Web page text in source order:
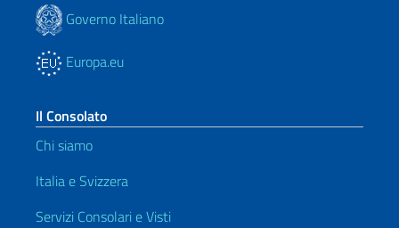
Governo Italiano
Europa.eu
Il Consolato
Chi siamo
Italia e Svizzera
Servizi Consolari e Visti